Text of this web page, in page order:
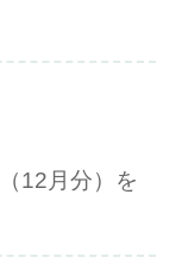
12月分）を